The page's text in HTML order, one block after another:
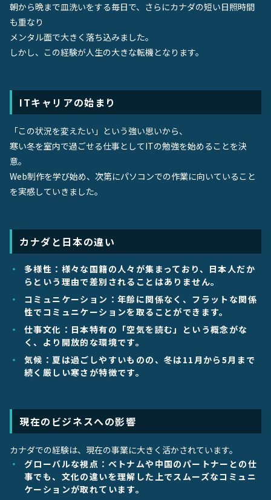
朝から晩まで皿洗いをする毎日で、さらにカナダの短い日照時間
も重なり
メンタル面で大きく落ち込みました。
しかし、この経験が人生の大きな転機となります。
ITキャリアの始まり
「この状況を変えたい」という強い思いから、
寒い冬を室内で過ごせる仕事としてITの勉強を始めることを決
意。
Web制作を学び始め、次第にパソコンでの作業に向いていること
を実感していきました。
カナダと日本の違い
多様性：様々な国籍の人々が集まっており、日本人だか
らという理由で差別されることはありません。
コミュニケーション：年齢に関係なく、フラットな関係
性でコミュニケーションを取ることができます。
仕事文化：日本特有の「空気を読む」という概念がな
く、より開放的な環境です。
気候：夏は過ごしやすいものの、冬は11月から5月まで
続く厳しい寒さが特徴です。
現在のビジネスへの影響
カナダでの経験は、現在の事業に大きく活かされています。
グローバルな視点：ベトナムや中国のパートナーとの仕
事でも、文化の違いを理解した上でスムーズなコミュニ
ケーションが取れています。